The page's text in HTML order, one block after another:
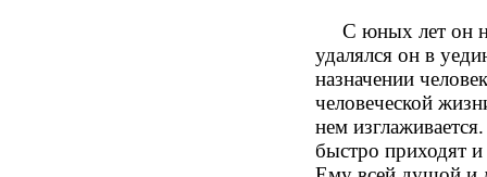
С юных лет он
удалялся он в
назначении
человеческой
нем
быстро приходят